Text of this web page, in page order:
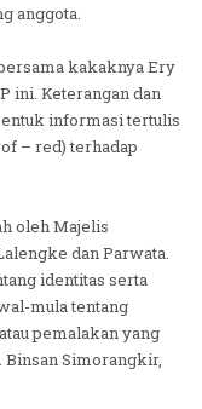
anggota.
kakaknya Ery
ini. Keterangan dan
informasi tertulis
– red) terhadap
oleh Majelis
dan Parwata.
identitas serta
mula tentang
pemalakan yang
Binsan Simorangkir,